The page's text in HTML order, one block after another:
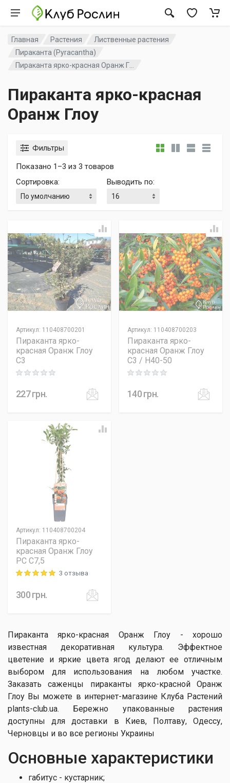
Главная Растения
Лиственные растения
Пираканта (Pyracantha)
Пираканта ярко-красная Оранж Г...
Пираканта ярко-красная
Оранж Глоу
Фильтры
Показано 1–3 из 3 товаров
Сортировка: Выводить по:
Артикул: 110408700201
Пираканта ярко-
красная Оранж Глоу
C3
Rating: 0 out of 5
227грн.
Артикул: 110408700203
Пираканта ярко-
красная Оранж Глоу
C3 / H40-50
Rating: 0 out of 5
140грн.
Артикул: 110408700204
Пираканта ярко-
красная Оранж Глоу
PC C7,5
Rating: 5 out of 53 отзыва
300грн.
Пираканта ярко-красная Оранж Глоу - хорошо
известная декоративная культура. Эффектное
цветение и яркие цвета ягод делают ее отличным
выбором для использования на любом участке.
Заказать саженцы пираканты ярко-красной Оранж
Глоу Вы можете в интернет-магазине Клуба Растений
plants-club.ua. Бережно упакованные растения
доступны для доставки в Киев, Полтаву, Одессу,
Черновцы и во все регионы Украины
Основные характеристики
габитус - кустарник;